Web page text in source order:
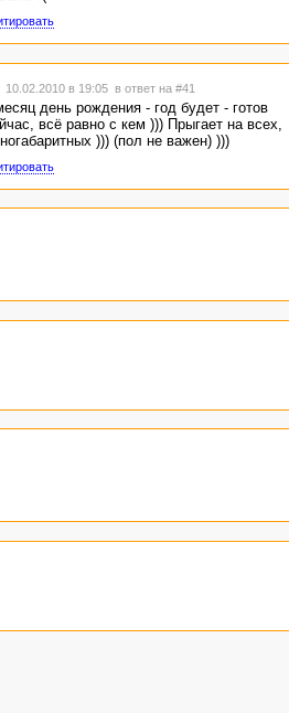
10.02.2010 в 19:05 в ответ на #41
день рождения - год будет - готов
всё равно с кем ))) Прыгает на всех,
))) (пол не важен) )))